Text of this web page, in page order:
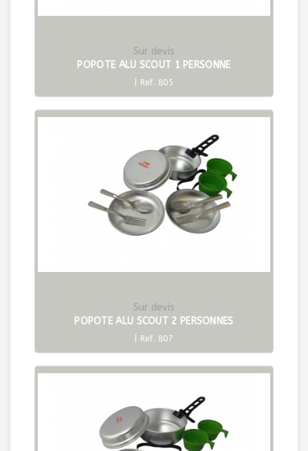
Sur devis
POPOTE ALU SCOUT 1 PERSONNE
| Ref. 805
Sur devis
POPOTE ALU SCOUT 2 PERSONNES
| Ref. 807